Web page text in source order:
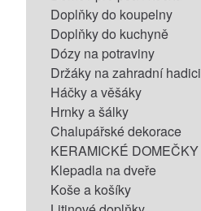
Doplňky do koupelny
Doplňky do kuchyně
Dózy na potraviny
Držáky na zahradní hadici
Háčky a věšáky
Hrnky a šálky
Chalupářské dekorace
KERAMICKÉ DOMEČKY
Klepadla na dveře
Koše a košíky